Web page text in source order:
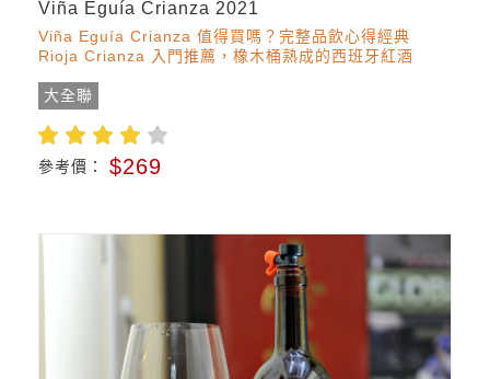
Viña Eguía Crianza 2021
Viña Eguía Crianza 值得買嗎？完整品飲心得經典
Rioja Crianza 入門推薦，橡木桶熟成的西班牙紅酒
大全聯
參考價： $269